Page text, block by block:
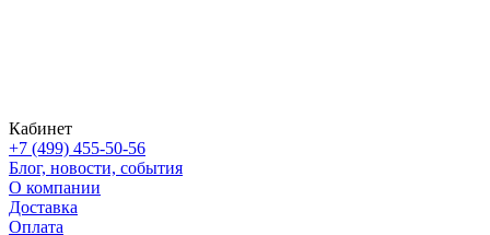
Кабинет
+7 (499) 455-50-56
Блог, новости, события
О компании
Доставка
Оплата